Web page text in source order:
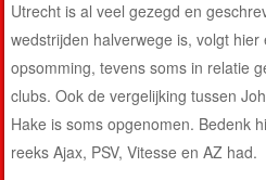
Utrecht is al veel gezegd en
wedstrijden halverwege is, volgt
opsomming, tevens soms in relatie
clubs. Ook de vergelijking tussen
Hake is soms opgenomen. Bedenk
reeks Ajax, PSV, Vitesse en AZ had.